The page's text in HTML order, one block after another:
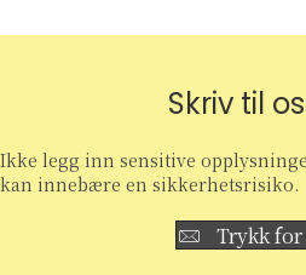
Skriv til
Ikke legg inn sensitive
kan innebære en sikkerhetsrisiko.
Trykk